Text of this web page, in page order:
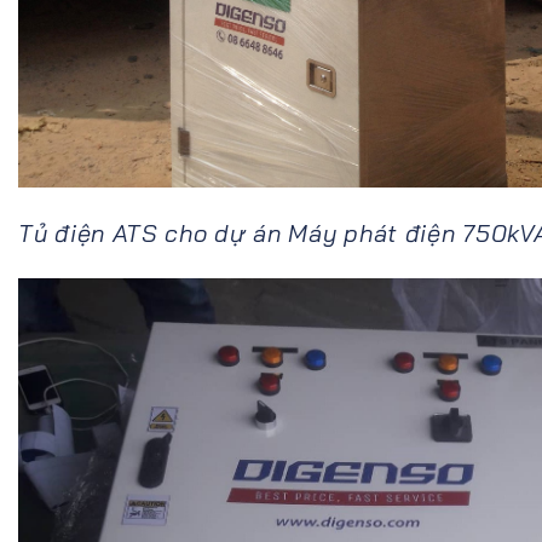
Tủ điện ATS cho dự án Máy phát điện